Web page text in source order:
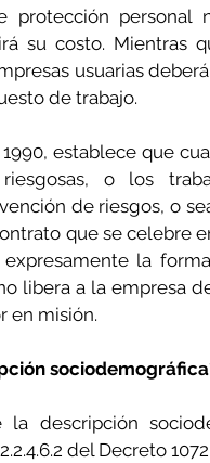
personal
su costo. Mientras
usuarias
de trabajo.
establece que
o los
de riesgos, o
que se celebre
la
libera a la empresa
en misión.
descripción
del Decreto